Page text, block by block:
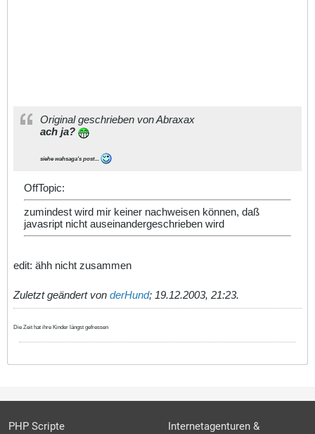
Original geschrieben von Abraxax
ach ja?
siehe wahsaga's post...
OffTopic:
zumindest wird mir keiner nachweisen können, daß
javasript nicht auseinandergeschrieben wird
edit: ähh nicht zusammen
Zuletzt geändert von derHund; 19.12.2003, 21:23.
Die Zeit hat ihre Kinder längst gefressen
PHP Scripte
Internetagenturen &